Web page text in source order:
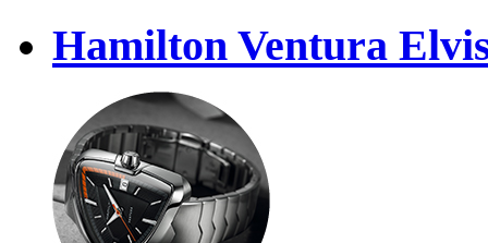
Hamilton Ventura